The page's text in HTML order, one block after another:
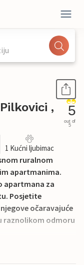
,
5
out of
5
1 Kućni ljubimac
ruralnom
apartmanima.
apartmana za
Posjetite
očaravajuće
raznolikom odmoru